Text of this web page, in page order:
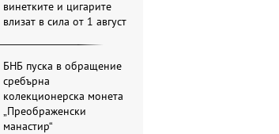
винетките и цигарите
влизат в сила от 1 август
БНБ пуска в обращение
сребърна
колекционерска монета
„Преображенски
манастир“